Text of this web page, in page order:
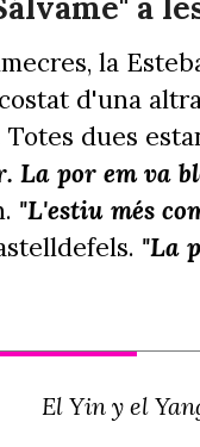
la
d'una
Totes dues
La por em va
"L'estiu més
"La
El Yin y el